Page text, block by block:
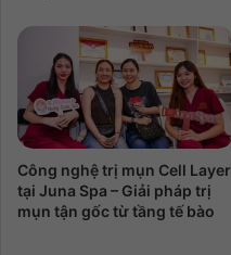
Công nghệ trị mụn Cell Layer
tại Juna Spa – Giải pháp trị
mụn tận gốc từ tầng tế bào